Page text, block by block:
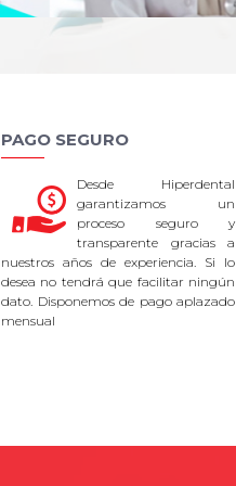
PAGO SEGURO
Desde Hiperdental
garantizamos un
proceso seguro y
transparente gracias a
nuestros años de experiencia. Si lo
desea no tendrá que facilitar ningún
dato. Disponemos de pago aplazado
mensual